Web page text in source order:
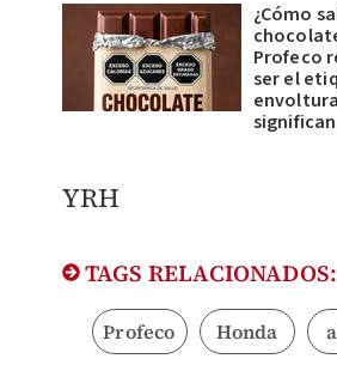
¿Cómo
Profeco
ser el
YRH
TAGS RELACIONADOS:
Profeco Honda